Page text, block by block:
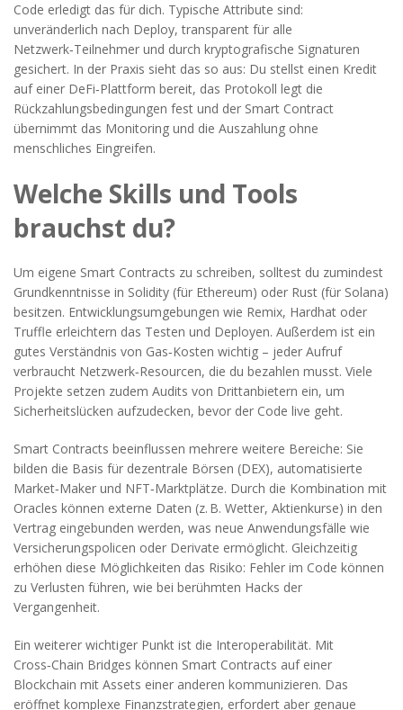
Code erledigt das für dich. Typische Attribute sind:
unveränderlich nach Deploy, transparent für alle
Netzwerk‑Teilnehmer und durch kryptografische Signaturen
gesichert. In der Praxis sieht das so aus: Du stellst einen Kredit
auf einer DeFi‑Plattform bereit, das Protokoll legt die
Rückzahlungsbedingungen fest und der Smart Contract
übernimmt das Monitoring und die Auszahlung ohne
menschliches Eingreifen.
Welche Skills und Tools
brauchst du?
Um eigene Smart Contracts zu schreiben, solltest du zumindest
Grundkenntnisse in Solidity (für Ethereum) oder Rust (für Solana)
besitzen. Entwicklungsumgebungen wie Remix, Hardhat oder
Truffle erleichtern das Testen und Deployen. Außerdem ist ein
gutes Verständnis von Gas‑Kosten wichtig – jeder Aufruf
verbraucht Netzwerk‑Resourcen, die du bezahlen musst. Viele
Projekte setzen zudem Audits von Drittanbietern ein, um
Sicherheitslücken aufzudecken, bevor der Code live geht.
Smart Contracts beeinflussen mehrere weitere Bereiche: Sie
bilden die Basis für dezentrale Börsen (DEX), automatisierte
Market‑Maker und NFT‑Marktplätze. Durch die Kombination mit
Oracles können externe Daten (z. B. Wetter, Aktienkurse) in den
Vertrag eingebunden werden, was neue Anwendungsfälle wie
Versicherungspolicen oder Derivate ermöglicht. Gleichzeitig
erhöhen diese Möglichkeiten das Risiko: Fehler im Code können
zu Verlusten führen, wie bei berühmten Hacks der
Vergangenheit.
Ein weiterer wichtiger Punkt ist die Interoperabilität. Mit
Cross‑Chain Bridges können Smart Contracts auf einer
Blockchain mit Assets einer anderen kommunizieren. Das
eröffnet komplexe Finanzstrategien, erfordert aber genaue